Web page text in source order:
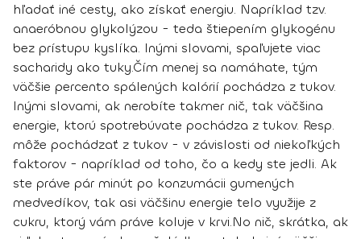
hľadať iné cesty, ako získať energiu. Napríklad tzv.
anaeróbnou glykolýzou - teda štiepením glykogénu
bez prístupu kyslíka. Inými slovami, spaľujete viac
sacharidy ako tuky.Čím menej sa namáhate, tým
väčšie percento spálených kalórií pochádza z tukov.
Inými slovami, ak nerobíte takmer nič, tak väčšina
energie, ktorú spotrebúvate pochádza z tukov. Resp.
môže pochádzať z tukov - v závislosti od niekoľkých
faktorov - napríklad od toho, čo a kedy ste jedli. Ak
ste práve pár minút po konzumácii gumených
medvedíkov, tak asi väčšinu energie telo využije z
cukru, ktorý vám práve koluje v krvi.No nič, skrátka, ak